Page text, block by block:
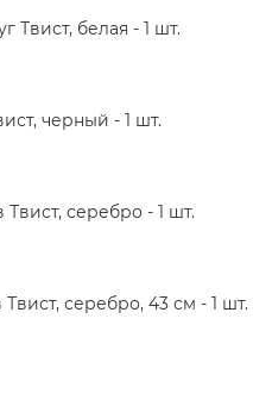
Твист, белая - 1 шт.
черный - 1 шт.
Твист, серебро - 1 шт.
Твист, серебро, 43 см - 1 шт.